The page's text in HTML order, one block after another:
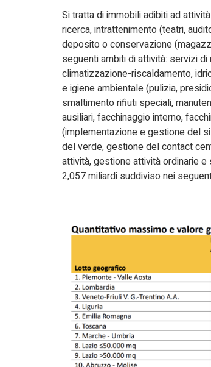
Si tratta di immobili adibiti ad
ricerca, intrattenimento (teatri,
deposito o conservazione
seguenti ambiti di attività: servizi
climatizzazione-riscaldamento,
e igiene ambientale (pulizia,
smaltimento rifiuti speciali,
ausiliari, facchinaggio interno,
(implementazione e gestione del
del verde, gestione del contact
attività, gestione attività ordinarie
2,057 miliardi suddiviso nei